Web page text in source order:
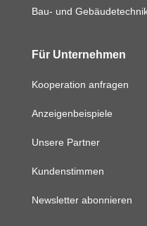
Bau- und
Für Unternehmen
Kooperation anfragen
Anzeigenbeispiele
Unsere Partner
Kundenstimmen
Newsletter abonnieren